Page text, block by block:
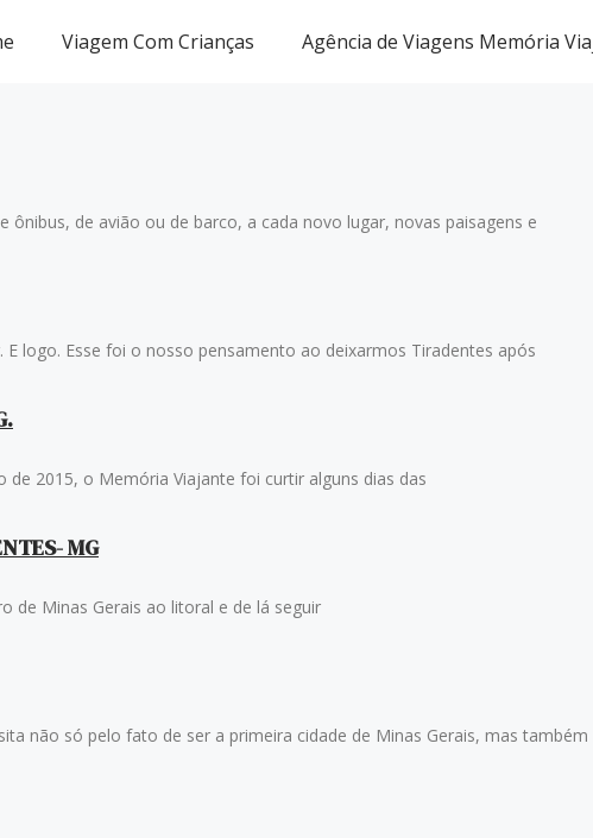
Viagem Com Crianças Agência de Viagens Memória
de avião ou de barco, a cada novo lugar, novas paisagens e
Esse foi o nosso pensamento ao deixarmos Tiradentes após
o Memória Viajante foi curtir alguns dias das
MG
Minas Gerais ao litoral e de lá seguir
só pelo fato de ser a primeira cidade de Minas Gerais, mas também